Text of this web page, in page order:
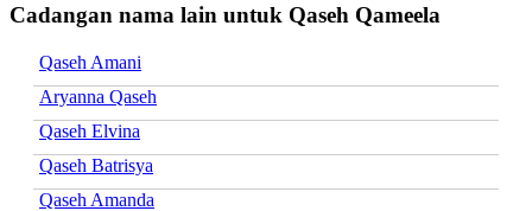
Cadangan nama lain untuk Qaseh Qameela
Qaseh Amani
Aryanna Qaseh
Qaseh Elvina
Qaseh Batrisya
Qaseh Amanda